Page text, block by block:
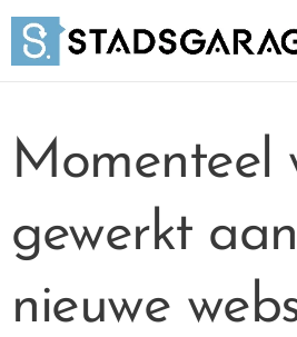
Momenteel
gewerkt
nieuwe